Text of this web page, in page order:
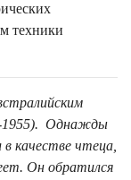
техники
1955). Однажды
качестве чтеца,
Он обратился